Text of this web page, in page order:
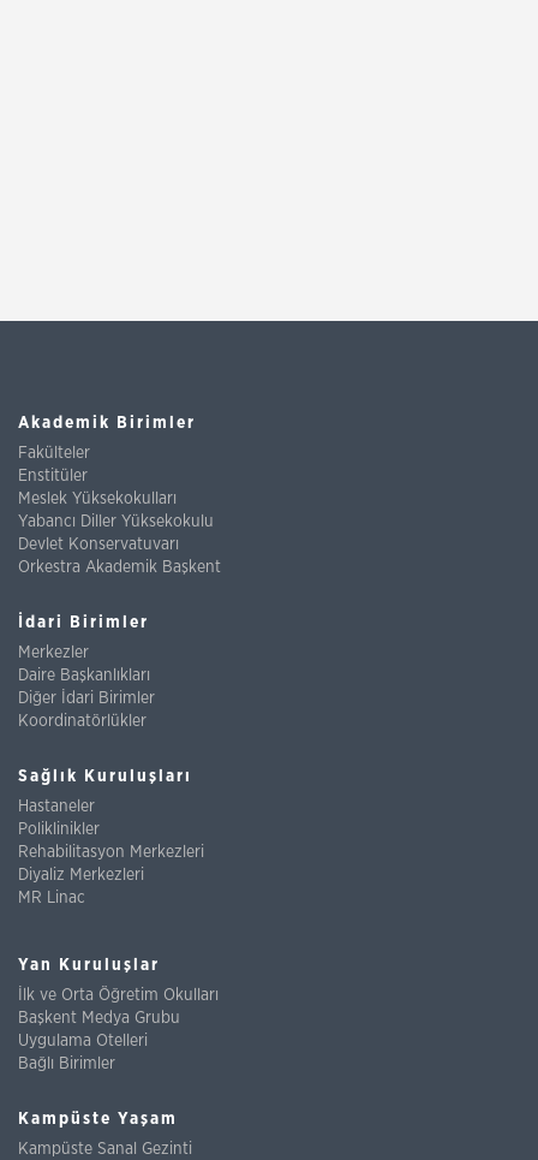
Akademik Birimler
Fakülteler
Enstitüler
Meslek Yüksekokulları
Yabancı Diller Yüksekokulu
Devlet Konservatuvarı
Orkestra Akademik Başkent
İdari Birimler
Merkezler
Daire Başkanlıkları
Diğer İdari Birimler
Koordinatörlükler
Sağlık Kuruluşları
Hastaneler
Poliklinikler
Rehabilitasyon Merkezleri
Diyaliz Merkezleri
MR Linac
Yan Kuruluşlar
İlk ve Orta Öğretim Okulları
Başkent Medya Grubu
Uygulama Otelleri
Bağlı Birimler
Kampüste Yaşam
Kampüste Sanal Gezinti